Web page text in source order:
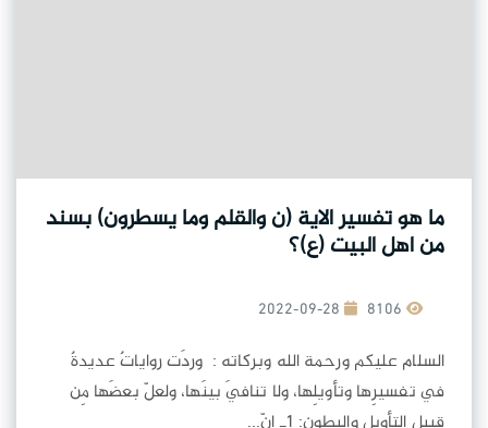
ما هو تفسير الاية (ن والقلم وما يسطرون) بسند
من اهل البيت (ع)؟
2022-09-28
السلام عليكم ورحمة الله وبركاته : وردَت رواياتٌ عديدةٌ
في تفسيرِها وتأويلِها، ولا تنافيَ بينَها، ولعلّ بعضَها مِن